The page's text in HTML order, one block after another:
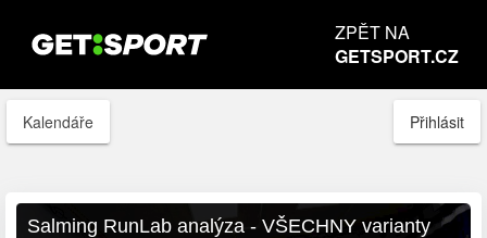
ZPĚT NA
GETSPORT.CZ
Kalendáře Přihlásit
Salming RunLab analýza - VŠECHNY varianty